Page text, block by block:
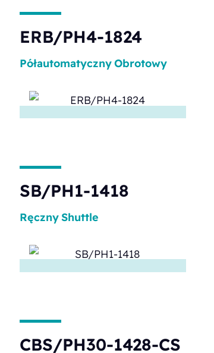
ERB/PH4-1824
PółautomatycznyObrotowy
SB/PH1-1418
RęcznyShuttle
CBS/PH30-1428-CS